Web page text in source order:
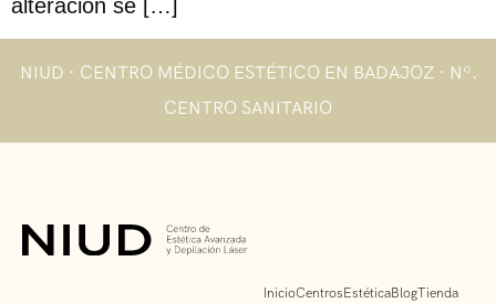
alteración se […]
NIUD · CENTRO MÉDICO ESTÉTICO EN BADAJOZ · Nº.
CENTRO SANITARIO
InicioCentrosEstéticaBlogTienda